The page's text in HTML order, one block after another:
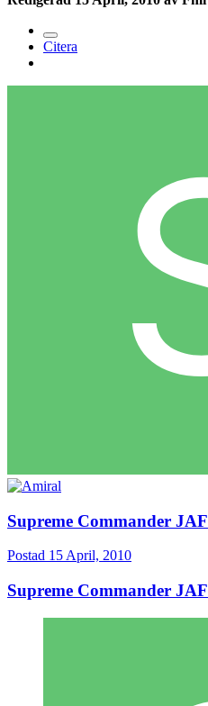
Citera
Supreme Commander JAF
Postad 15 April, 2010
Supreme Commander JAF